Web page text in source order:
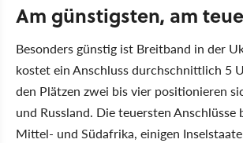
Am günstigsten, am
Besonders günstig ist Breitband in der
kostet ein Anschluss durchschnittlich 5
den Plätzen zwei bis vier positionieren
und Russland. Die teuersten Anschlüsse
Mittel- und Südafrika, einigen